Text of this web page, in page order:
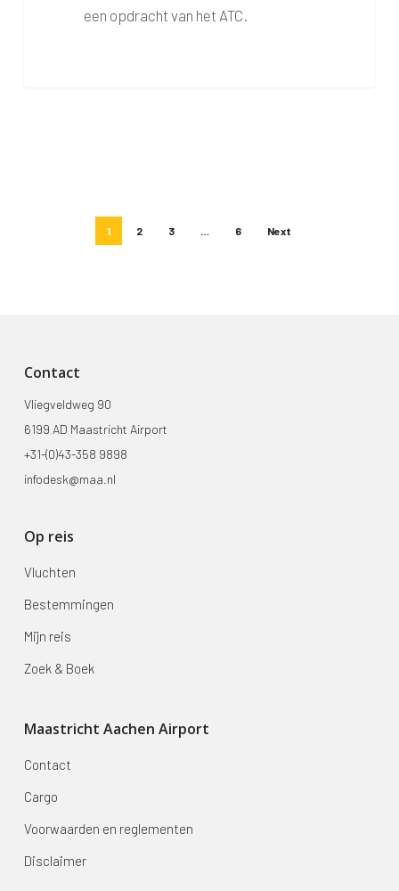
een opdracht van het ATC.
1 2 3 … 6 Next
Contact
Vliegveldweg 90
6199 AD Maastricht Airport
+31-(0)43-358 9898
infodesk@maa.nl
Op reis
Vluchten
Bestemmingen
Mijn reis
Zoek & Boek
Maastricht Aachen Airport
Contact
Cargo
Voorwaarden en reglementen
Disclaimer